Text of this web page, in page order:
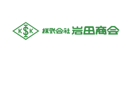
化学の総合商社 株式会社岩田商会